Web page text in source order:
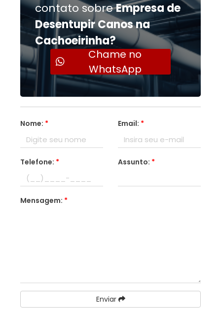
contato sobreEmpresa de
Desentupir Canos na
Cachoeirinha?
Chame no
WhatsApp
Nome: * Email: *
Telefone: * Assunto: *
Mensagem: *
Enviar